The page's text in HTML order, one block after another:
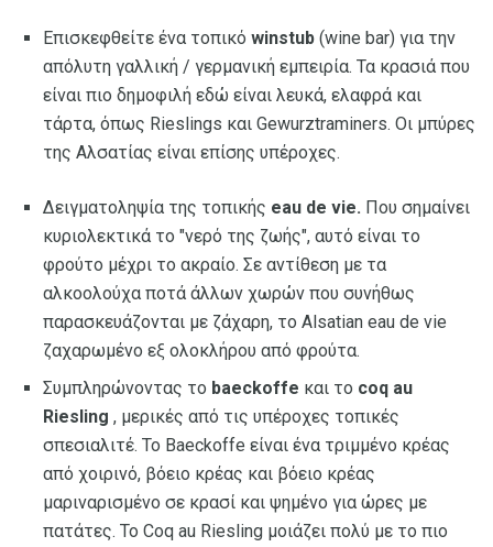
Επισκεφθείτε ένα τοπικό winstub (wine bar) για την
απόλυτη γαλλική / γερμανική εμπειρία. Τα κρασιά που
είναι πιο δημοφιλή εδώ είναι λευκά, ελαφρά και
τάρτα, όπως Rieslings και Gewurztraminers. Οι μπύρες
της Αλσατίας είναι επίσης υπέροχες.
Δειγματοληψία της τοπικής eau de vie. Που σημαίνει
κυριολεκτικά το "νερό της ζωής", αυτό είναι το
φρούτο μέχρι το ακραίο. Σε αντίθεση με τα
αλκοολούχα ποτά άλλων χωρών που συνήθως
παρασκευάζονται με ζάχαρη, το Alsatian eau de vie
ζαχαρωμένο εξ ολοκλήρου από φρούτα.
Συμπληρώνοντας το baeckoffe και το coq au
Riesling , μερικές από τις υπέροχες τοπικές
σπεσιαλιτέ. Το Baeckoffe είναι ένα τριμμένο κρέας
από χοιρινό, βόειο κρέας και βόειο κρέας
μαριναρισμένο σε κρασί και ψημένο για ώρες με
πατάτες. Το Coq au Riesling μοιάζει πολύ με το πιο